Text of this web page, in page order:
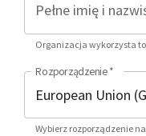
Pełne imię i
Organizacja wykorzysta
Rozporządzenie*
Wybierz rozporządzenie